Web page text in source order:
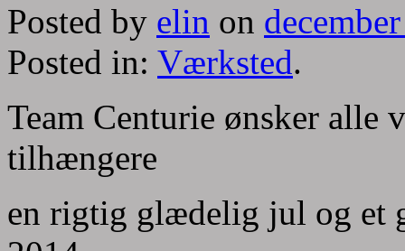
Posted by elin on
Posted in: Værksted.
Team Centurie ønsker alle
tilhængere
en rigtig glædelig jul og et